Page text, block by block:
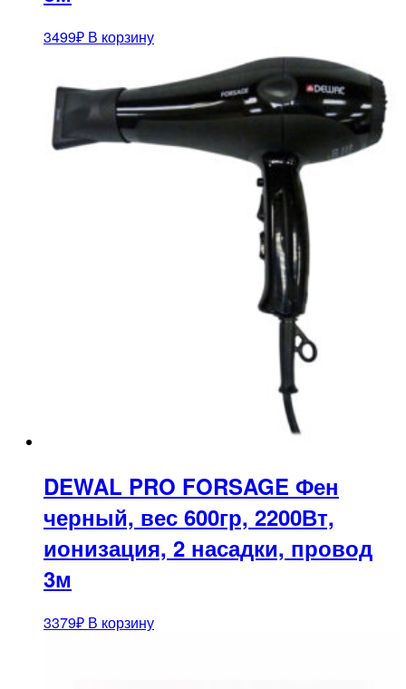
3499₽ В корзину
DEWAL PRO FORSAGE Фен
черный, вес 600гр, 2200Вт,
ионизация, 2 насадки, провод
3м
3379₽ В корзину